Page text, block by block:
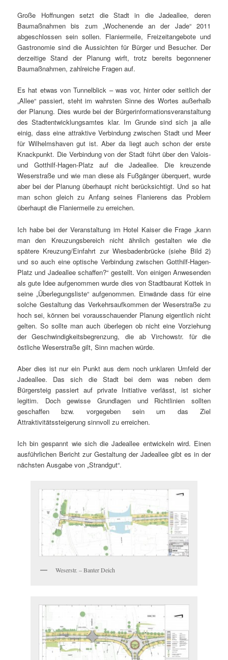
a
t
i
o
n
Große Hoffnungen setzt die Stadt in die Jadeallee, deren
Baumaßnahmen bis zum „Wochenende an der Jade“ 2011
abgeschlossen sein sollen. Flaniermeile, Freizeitangebote und
Gastronomie sind die Aussichten für Bürger und Besucher. Der
derzeitige Stand der Planung wirft, trotz bereits begonnener
Baumaßnahmen, zahlreiche Fragen auf.
Es hat etwas von Tunnelblick – was vor, hinter oder seitlich der
„Allee“ passiert, steht im wahrsten Sinne des Wortes außerhalb
der Planung. Dies wurde bei der Bürgerinformationsveranstaltung
des Stadtentwicklungsamtes klar. Im Grunde sind sich ja alle
einig, dass eine attraktive Verbindung zwischen Stadt und Meer
für Wilhelmshaven gut ist. Aber da liegt auch schon der erste
Knackpunkt. Die Verbindung von der Stadt führt über den Valois-
und Gotthilf-Hagen-Platz auf die Jadeallee. Die kreuzende
Weserstraße und wie man diese als Fußgänger überquert, wurde
aber bei der Planung überhaupt nicht berücksichtigt. Und so hat
man schon gleich zu Anfang seines Flanierens das Problem
überhaupt die Flaniermeile zu erreichen.
Ich habe bei der Veranstaltung im Hotel Kaiser die Frage „kann
man den Kreuzungsbereich nicht ähnlich gestalten wie die
spätere Kreuzung/Einfahrt zur Wiesbadenbrücke (siehe Bild 2)
und so auch eine optische Verbindung zwischen Gotthilf-Hagen-
Platz und Jadeallee schaffen?“ gestellt. Von einigen Anwesenden
als gute Idee aufgenommen wurde dies von Stadtbaurat Kottek in
seine „Überlegungsliste“ aufgenommen. Einwände dass für eine
solche Gestaltung das Verkehrsaufkommen der Weserstraße zu
hoch sei, können bei vorausschauender Planung eigentlich nicht
gelten. So sollte man auch überlegen ob nicht eine Vorziehung
der Geschwindigkeitsbegrenzung, die ab Virchowstr. für die
östliche Weserstraße gilt, Sinn machen würde.
Aber dies ist nur ein Punkt aus dem noch unklaren Umfeld der
Jadeallee. Das sich die Stadt bei dem was neben dem
Bürgersteig passiert auf private Initiative verlässt, ist sicher
legitim. Doch gewisse Grundlagen und Richtlinien sollten
geschaffen bzw. vorgegeben sein um das Ziel
Attraktivitätssteigerung sinnvoll zu erreichen.
Ich bin gespannt wie sich die Jadeallee entwickeln wird. Einen
ausführlichen Bericht zur Gestaltung der Jadeallee gibt es in der
nächsten Ausgabe von „Strandgut“.
Weserstr. – Banter Deich